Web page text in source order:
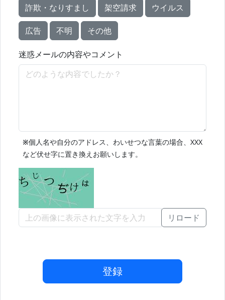
詐欺・なりすまし 架空請求 ウイルス
広告 不明 その他
迷惑メールの内容やコメント
※個人名や自分のアドレス、わいせつな言葉の場合、XXX
など伏せ字に置き換えお願いします。
リロード
登録